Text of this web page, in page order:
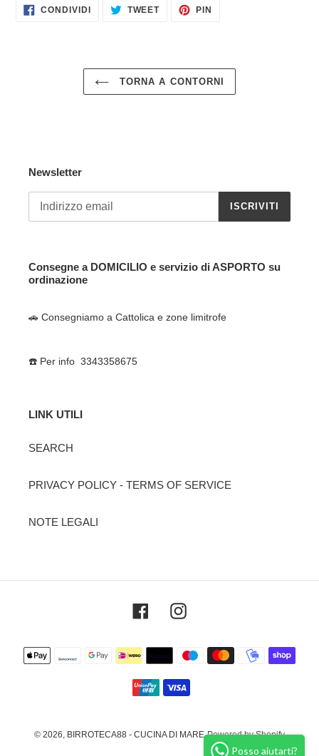
CONDIVIDI CONDIVIDITWEETTWITTA
PIN
TORNA A CONTORNI
Newsletter
ISCRIVITI
Consegne a DOMICILIO e servizio di ASPORTO su
ordinazione
🚗 Consegniamo a Cattolica e zone limitrofe
☎️ Per info 3343358675
LINK UTILI
SEARCH
PRIVACY POLICY - TERMS OF SERVICE
NOTE LEGALI
FacebookInstagram
Metodi
di
pagamento
© 2026, BIRROTECA88 - CUCINA DI MARE Powered by Shopify
Posso aiutarti?